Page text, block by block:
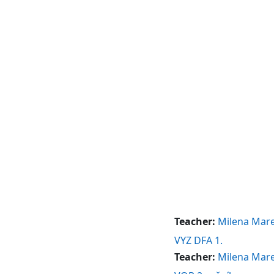
Teacher: Milena
VYZ DFA 1.
Teacher: Milena